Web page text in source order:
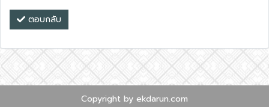
ตอบกลับ
Copyright by ekdarun.com